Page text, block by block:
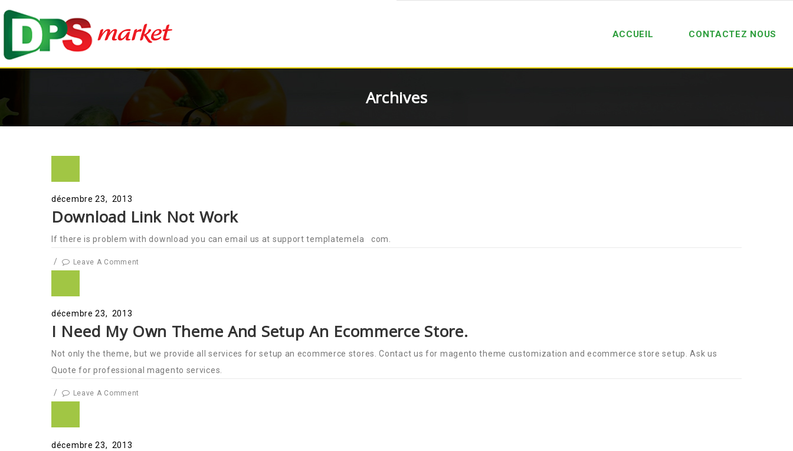
ACCUEIL CONTACTEZ NOUS
Archives
décembre 23, 2013
Download Link Not Work
If there is problem with download you can email us at support templatemela com.
/ Leave A Comment
décembre 23, 2013
I Need My Own Theme And Setup An Ecommerce Store.
Not only the theme, but we provide all services for setup an ecommerce stores. Contact us for magento theme customization and ecommerce store setup. Ask us
Quote for professional magento services.
/ Leave A Comment
décembre 23, 2013